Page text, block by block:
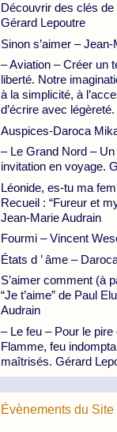
Découvrir des clés
Gérard Lepoutre
Sinon s’aimer –
– Aviation – Créer un
liberté. Notre
à la simplicité, à
d’écrire avec
Auspices-Daroca
– Le Grand Nord –
invitation en voyage.
Léonide, es-tu ma
Recueil : “Fureur et
Jean-Marie Audrain
Fourmi – Vincent
États d ’ âme –
S’aimer comment (à
“Je t’aime” de Paul
Audrain
– Le feu – Pour le pire
Flamme, feu
maîtrisés. Gérard
Évènements du Site